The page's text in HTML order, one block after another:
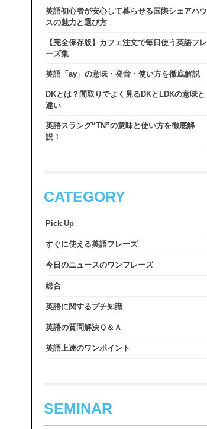
英語初心者が安心して暮らせる国際シェアハウ
スの魅力と選び方
【完全保存版】カフェ注文で毎日使う英語フレ
ーズ集
英語「ay」の意味・発音・使い方を徹底解説
DKとは？間取りでよく見るDKとLDKの意味と
違い
英語スラング“TN”の意味と使い方を徹底解
説！
CATEGORY
Pick Up
すぐに使える英語フレーズ
今日のニュースのワンフレーズ
総合
英語に関するプチ知識
英語の質問解決Ｑ＆Ａ
英語上達のワンポイント
SEMINAR